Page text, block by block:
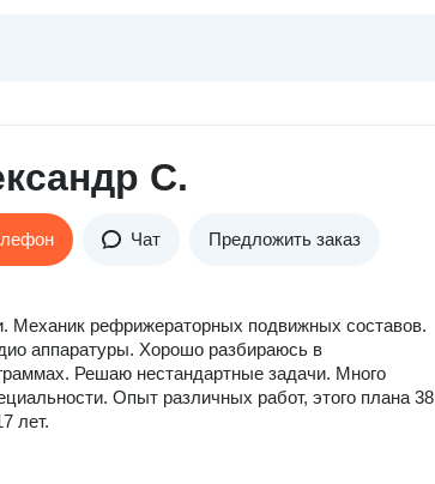
С.
Чат Предложить заказ
Механик рефрижераторных подвижных составов.
аппаратуры. Хорошо разбираюсь в
Решаю нестандартные задачи. Много
Опыт различных работ, этого плана 38
лет.